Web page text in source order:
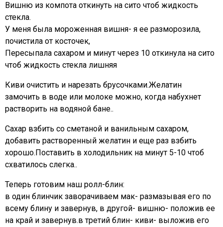
Вишню из компота откинуть на сито чтоб жидкость
стекла.
У меня была мороженная вишня- я ее разморозила,
почистила от косточек,
Пересыпала сахаром и минут через 10 откинула на сито
чтоб жидкость стекла лишняя
Киви очистить и нарезать брусочками.Желатин
замочить в воде или молоке можно, когда набухнет
растворить на водяной бане..
Сахар взбить со сметаной и ванильным сахаром,
добавить растворенный желатин и еще раз взбить
хорошо.Поставить в холодильник на минут 5-10 чтоб
схватилось слегка..
Теперь готовим наш ролл-блин:
в один блинчик заворачиваем мак- размазывая его по
всему блину и завернув, в другой- вишню- положив ее
на край и завернув.в третий блин- киви- выложив его